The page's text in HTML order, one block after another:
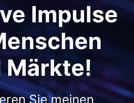
Impulse
Märkte!
Sie meinen